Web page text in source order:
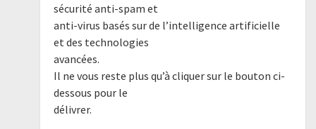
sécurité anti-spam et
anti-virus basés sur de l’intelligence artificielle
et des technologies
avancées.
Il ne vous reste plus qu’à cliquer sur le bouton ci-
dessous pour le
délivrer.